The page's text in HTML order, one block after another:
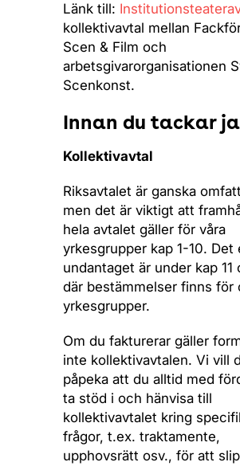
Länk till:
kollektivavtal mellan
Scen & Film och
arbetsgivarorganisationen
Scenkonst.
Innan du tackar ja
Kollektivavtal
Riksavtalet är ganska
men det är viktigt att
hela avtalet gäller för våra
yrkesgrupper kap 1-10. Det
undantaget är under kap 11
där bestämmelser finns för
yrkesgrupper.
Om du fakturerar gäller
inte kollektivavtalen. Vi vill
påpeka att du alltid med
ta stöd i och hänvisa till
kollektivavtalet kring
frågor, t.ex. traktamente,
upphovsrätt osv., för att